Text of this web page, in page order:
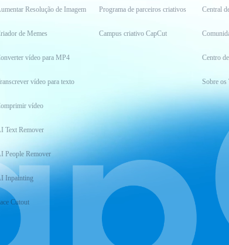
Resolução de Imagem
de Memes
vídeo para MP4
vídeo para texto
vídeo
Text Remover
People Remover
Inpainting
Cutout
Programa de parceiros criativos
Campus criativo CapCut
Central
Centro